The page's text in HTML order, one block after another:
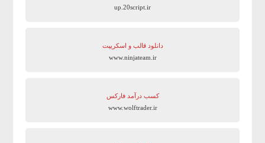
up.20script.ir
دانلود قالب و اسکریپت
www.ninjateam.ir
کسب درآمد فارکس
www.wolftrader.ir